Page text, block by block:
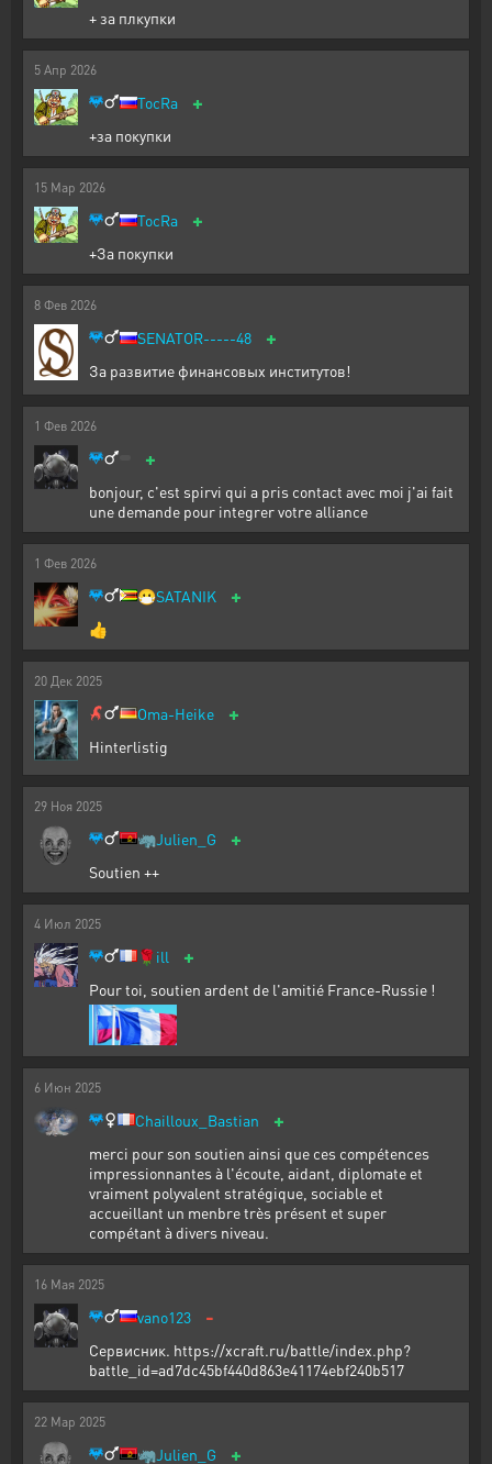
+ за плкупки
5 Апр 2026
TocRa +
+за покупки
15 Мар 2026
TocRa +
+За покупки
8 Фев 2026
SENATOR-----48 +
За развитие финансовых институтов!
1 Фев 2026
+
bonjour, c'est spirvi qui a pris contact avec moi j'ai fait
une demande pour integrer votre alliance
1 Фев 2026
😷SATANIK +
👍
20 Дек 2025
Oma-Heike +
Hinterlistig
29 Ноя 2025
🦏Julien_G +
Soutien ++
4 Июл 2025
🌹ill +
Pour toi, soutien ardent de l'amitié France-Russie !
6 Июн 2025
Chailloux_Bastian +
merci pour son soutien ainsi que ces compétences
impressionnantes à l'écoute, aidant, diplomate et
vraiment polyvalent stratégique, sociable et
accueillant un menbre très présent et super
compétant à divers niveau.
16 Мая 2025
vano123 -
Сервисник. https://xcraft.ru/battle/index.php?
battle_id=ad7dc45bf440d863e41174ebf240b517
22 Мар 2025
🦏Julien_G +